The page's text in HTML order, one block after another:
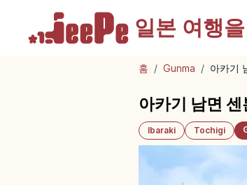
일본 여행을
홈 / Gunma / 아카기
아카기 남면
Ibaraki Tochigi